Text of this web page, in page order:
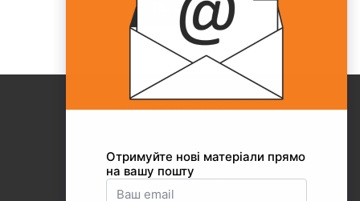
Всі статті
Про Collaborator